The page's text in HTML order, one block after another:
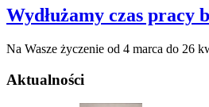
Wydłużamy czas pracy
Na Wasze życzenie od 4 marca do 26
Aktualności